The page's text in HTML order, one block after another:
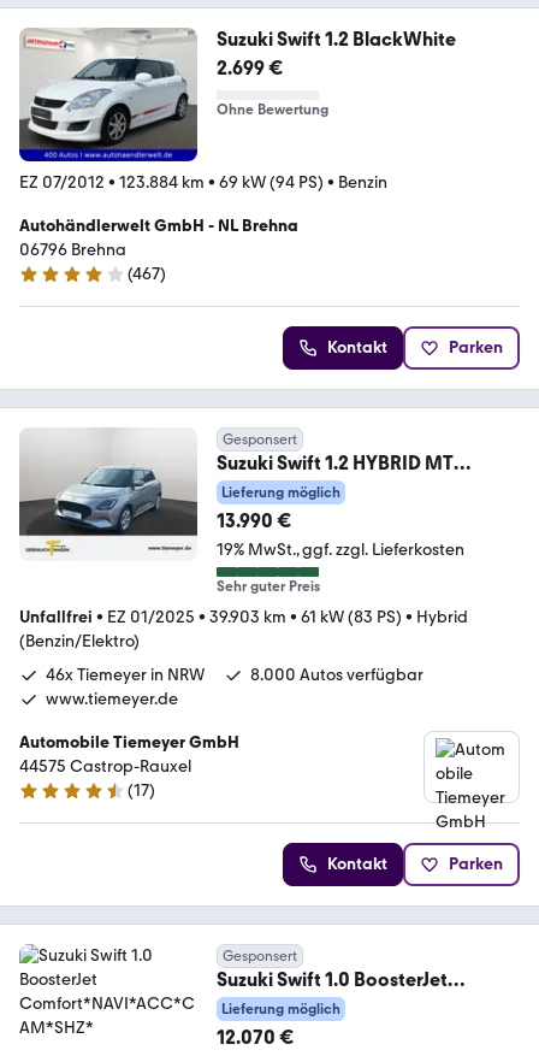
Suzuki Swift 1.2 BlackWhite
2.699 €
Ohne Bewertung
EZ 07/2012 • 123.884 km • 69 kW (94 PS) • Benzin
Autohändlerwelt GmbH - NL Brehna
06796 Brehna
4 Sterne
(467)
Kontakt Parken
Gesponsert
Suzuki Swift 1.2 HYBRID MT
COMFORT Allwetter LED RFK
Lieferung möglich
13.990 €
19% MwSt. ggf. zzgl. Lieferkosten
Sehr guter Preis
Unfallfrei • EZ 01/2025 • 39.903 km • 61 kW (83 PS) • Hybrid
(Benzin/Elektro)
46x Tiemeyer in NRW
8.000 Autos verfügbar
www.tiemeyer.de
Automobile Tiemeyer GmbH
44575 Castrop-Rauxel
4.6 Sterne
(17)
Kontakt Parken
Gesponsert
Suzuki Swift 1.0 BoosterJet
Comfort*NAVI*ACC*CAM*SHZ*
Lieferung möglich
12.070 €